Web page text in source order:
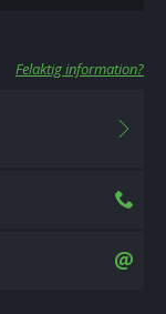
Felaktig information?